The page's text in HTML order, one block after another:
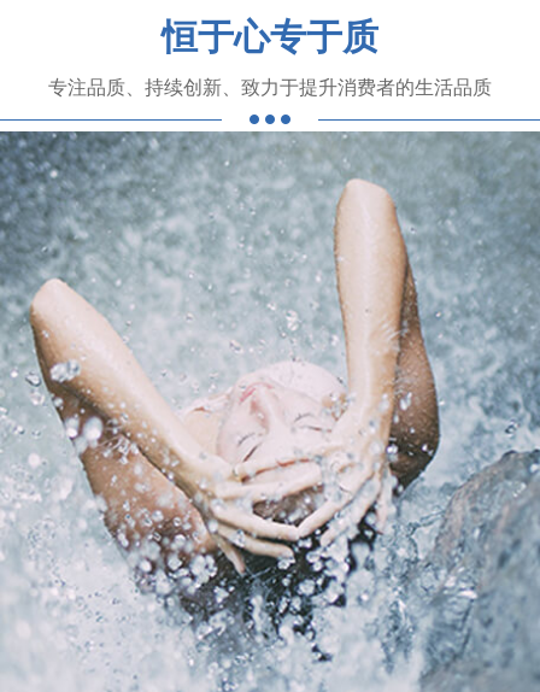
恒于心专于质
专注品质、持续创新、致力于提升消费者的生活品质